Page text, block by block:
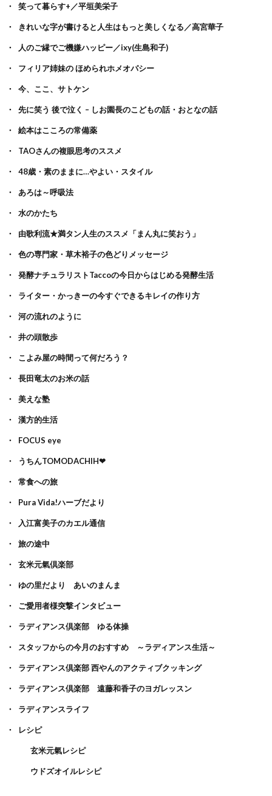
笑って暮らす+／平垣美栄子
きれいな字が書けると人生はもっと美しくなる／高宮華子
人のご縁でご機嫌ハッピー／ixy(生島和子)
フィリア姉妹の ほめられホメオパシー
今、ここ、サトケン
先に笑う 後で泣く – しお園長のこどもの話・おとなの話
絵本はこころの常備薬
TAOさんの複眼思考のススメ
48歳・素のままに…やよい・スタイル
あろは～呼吸法
水のかたち
由歌利流★満タン人生のススメ「まん丸に笑おう」
色の専門家・草木裕子の色どりメッセージ
発酵ナチュラリストTaccoの今日からはじめる発酵生活
ライター・かっきーの今すぐできるキレイの作り方
河の流れのように
井の頭散歩
こよみ屋の時間って何だろう？
長田竜太のお米の話
美えな塾
漢方的生活
FOCUS eye
うちんTOMODACHIH❤
常食への旅
Pura Vida!ハーブだより
入江富美子のカエル通信
旅の途中
玄米元氣倶楽部
ゆの里だより あいのまんま
ご愛用者様突撃インタビュー
ラディアンス倶楽部 ゆる体操
スタッフからの今月のおすすめ ～ラディアンス生活～
ラディアンス倶楽部 西やんのアクティブクッキング
ラディアンス倶楽部 遠藤和香子のヨガレッスン
ラディアンスライフ
レシピ
玄米元氣レシピ
ウドズオイルレシピ